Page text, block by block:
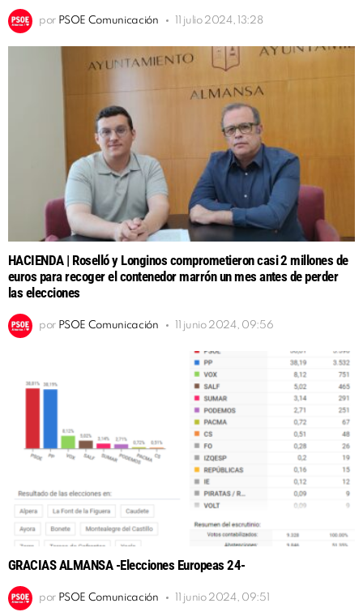
por PSOE Comunicación 11 julio 2024, 13:28
HACIENDA | Roselló y Longinos comprometieron casi 2 millones de
euros para recoger el contenedor marrón un mes antes de perder
las elecciones
por PSOE Comunicación 11 junio 2024, 09:56
GRACIAS ALMANSA -Elecciones Europeas 24-
por PSOE Comunicación 11 junio 2024, 09:51